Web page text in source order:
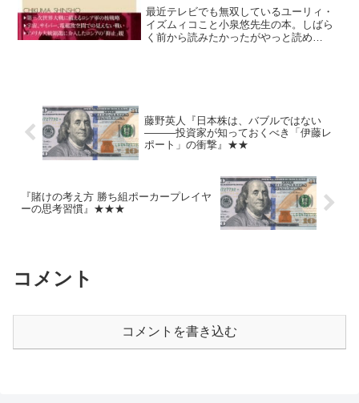
最近テレビでも無双しているユーリィ・
イズムィコこと小泉悠先生の本。しばら
く前から読みたかったがやっと読め
藤野英人『日本株は、バブルではない
―――投資家が知っておくべき「伊藤レ
ポート」の衝撃』★★
『賭けの考え方 勝ち組ポーカープレイヤ
ーの思考習慣』★★★
コメント
コメントを書き込む